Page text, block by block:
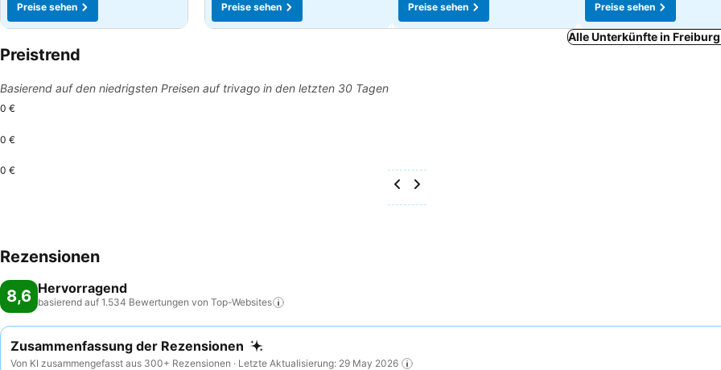
Preise sehen
Preise sehen
Preise sehen
Preise sehen
Alle Unterkünfte in
Preistrend
Basierend auf den niedrigsten Preisen auf trivago in den letzten 30 Tagen
0 €
0 €
0 €
Rezensionen
8,6 Hervorragend
basierend auf 1.534 Bewertungen von Top-Websites
Zusammenfassung der Rezensionen
Von KI zusammengefasst aus 300+ Rezensionen · Letzte Aktualisierung: 29 May 2026